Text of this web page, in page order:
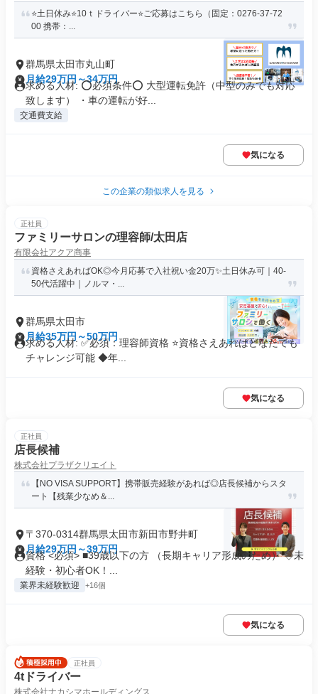
⭐️土日休み⭐️10ｔドライバー⭐️ご応募はこちら（固定：0276-37-72
00 携帯：...
群馬県太田市丸山町
月給29万円～34万円
求める人材: ⭕必須条件⭕ 大型運転免許（中型のみでも対応
致します） ・車の運転が好...
交通費支給
気になる
この企業の類似求人を見る
正社員
ファミリーサロンの理容師/太田店
有限会社アクア商事
資格さえあればOK◎今月応募で入社祝い金20万✨️土日休み可｜40-
50代活躍中｜ノルマ・...
群馬県太田市
月給35万円～50万円
求める人材: ✅必須：理容師資格 ⭐️資格さえあればどなたでも
チャレンジ可能 ◆年...
気になる
正社員
店長候補
株式会社プラザクリエイト
【NO VISA SUPPORT】携帯販売経験があれば◎店長候補からスタ
ート【残業少なめ＆...
〒370-0314群馬県太田市新田市野井町
月給29万円～39万円
資格 <必須> ■39歳以下の方 （長期キャリア形成のため） ◇未
経験・初心者OK！...
業界未経験歓迎 +16個
気になる
正社員
4tドライバー
株式会社ナカシマホールディングス